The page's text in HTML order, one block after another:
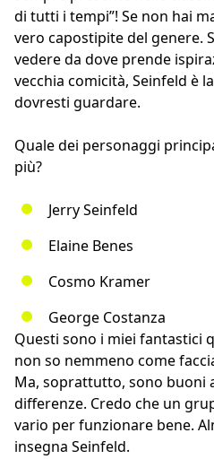
di tutti i tempi”! Se non hai
vero capostipite del genere.
vedere da dove prende
vecchia comicità, Seinfeld è
dovresti guardare.
Quale dei personaggi
più?
Jerry Seinfeld
Elaine Benes
Cosmo Kramer
George Costanza
Questi sono i miei fantastici
non so nemmeno come
Ma, soprattutto, sono buoni
differenze. Credo che un
vario per funzionare bene.
insegna Seinfeld.